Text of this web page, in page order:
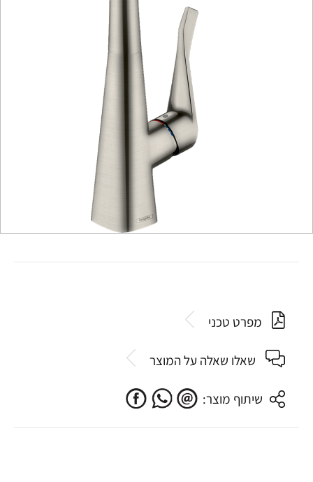
מפרט טכני
שאלו שאלה על המוצר
שיתוף מוצר: